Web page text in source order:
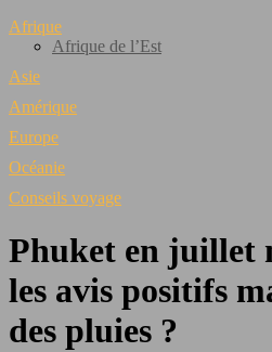
Afrique
Afrique de l’Est
Asie
Amérique
Europe
Océanie
Conseils voyage
Phuket en juillet
les avis positifs
des pluies ?